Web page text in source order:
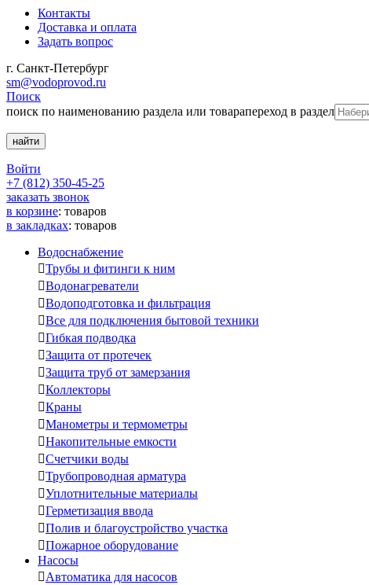
Контакты
Доставка и оплата
Задать вопрос
г. Санкт-Петербург
sm@vodoprovod.ru
Поиск
поиск по наименованию раздела или товарапереход в раздел
Войти
+7 (812) 350-45-25
заказать звонок
в корзине: товаров
в закладках: товаров
Водоснабжение
Трубы и фитинги к ним
Водонагреватели
Водоподготовка и фильтрация
Все для подключения бытовой техники
Гибкая подводка
Защита от протечек
Защита труб от замерзания
Коллекторы
Краны
Манометры и термометры
Накопительные емкости
Счетчики воды
Трубопроводная арматура
Уплотнительные материалы
Герметизация ввода
Полив и благоустройство участка
Пожарное оборудование
Насосы
Автоматика для насосов